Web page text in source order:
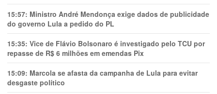
15:57: Ministro André Mendonça exige dados de publicidade
do governo Lula a pedido do PL
15:35: Vice de Flávio Bolsonaro é investigado pelo TCU por
repasse de R$ 6 milhões em emendas Pix
15:09: Marcola se afasta da campanha de Lula para evitar
desgaste político